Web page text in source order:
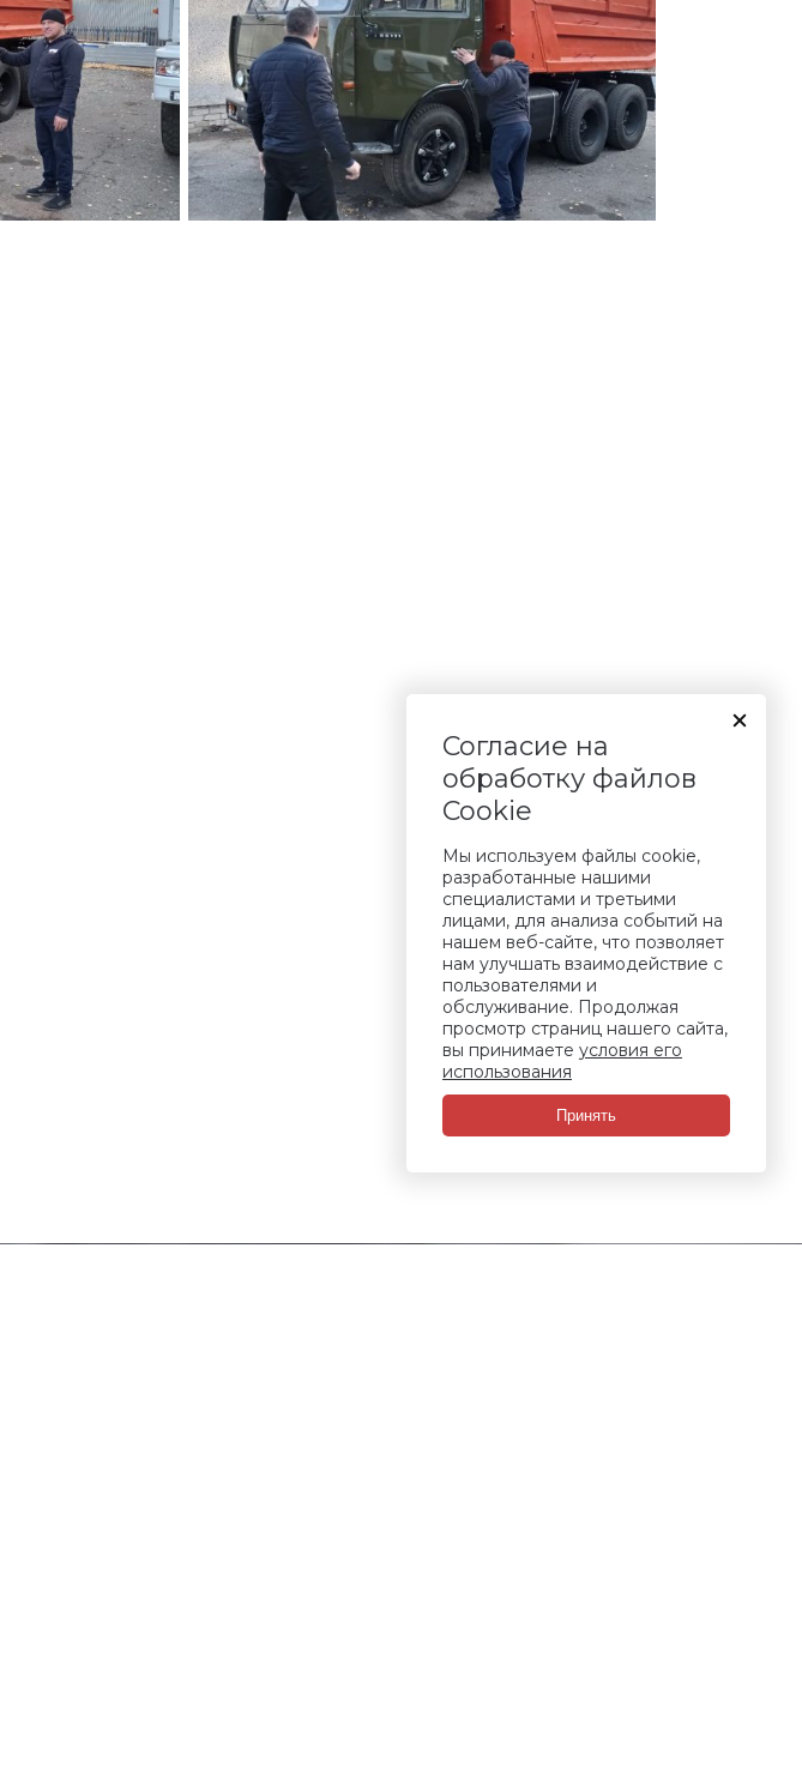
Согласие на
обработку файлов
Cookie
Мы используем файлы cookie,
разработанные нашими
специалистами и третьими
лицами, для анализа событий на
нашем веб-сайте, что позволяет
нам улучшать взаимодействие с
пользователями и
обслуживание. Продолжая
просмотр страниц нашего сайта,
вы принимаете условия его
использования
Принять